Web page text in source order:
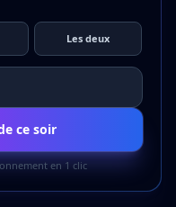
Les deux
ce soir
en 1 clic